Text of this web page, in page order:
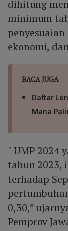
dihitung
minimum
ekonomi,
BACA JUGA
Daftar
Mana
" UMP 2024
tahun 2023,
terhadap
0,30,”
Pemprov